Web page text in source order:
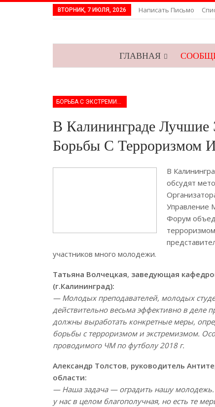
ВТОРНИК, 7 ИЮЛЯ, 2026 Написать Письмо
ГЛАВНАЯ
В Калининграде
Борьбы С Терроризмом
В
обсудят
Управление
Форум
участников много молодежи.
Татьяна Волчецкая, заведующая
(г.Калининград):
— Молодых преподавателей, молодых
действительно весьма эффективно в деле
должны выработать конкретные меры,
борьбы с терроризмом и экстремизмом.
проводимого ЧМ по футболу 2018 г.
Александр Толстов, руководитель
области:
— Наша задача — оградить нашу молодежь.
у нас в целом благополучная, но есть те